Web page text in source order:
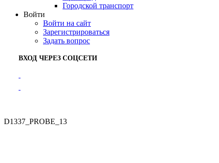
Городской транспорт
Войти
Войти на сайт
Зарегистрироваться
Задать вопрос
ВХОД ЧЕРЕЗ СОЦСЕТИ